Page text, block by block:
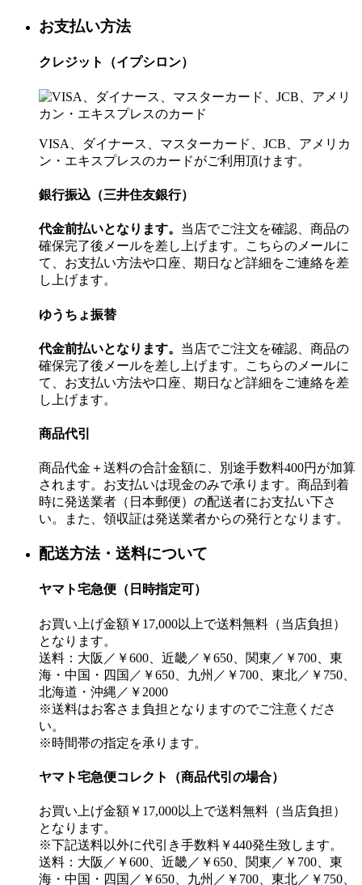
お支払い方法
クレジット（イプシロン）
VISA、ダイナース、マスターカード、JCB、アメリカ
ン・エキスプレスのカードがご利用頂けます。
銀行振込（三井住友銀行）
代金前払いとなります。 当店でご注文を確認、商品の
確保完了後メールを差し上げます。こちらのメールに
て、お支払い方法や口座、期日など詳細をご連絡を差
し上げます。
ゆうちょ振替
代金前払いとなります。 当店でご注文を確認、商品の
確保完了後メールを差し上げます。こちらのメールに
て、お支払い方法や口座、期日など詳細をご連絡を差
し上げます。
商品代引
商品代金＋送料の合計金額に、別途手数料400円が加算
されます。お支払いは現金のみで承ります。商品到着
時に発送業者（日本郵便）の配送者にお支払い下さ
い。また、領収証は発送業者からの発行となります。
配送方法・送料について
ヤマト宅急便（日時指定可）
お買い上げ金額￥17,000以上で送料無料（当店負担）
となります。
送料：大阪／￥600、近畿／￥650、関東／￥700、東
海・中国・四国／￥650、九州／￥700、東北／￥750、
北海道・沖縄／￥2000
※送料はお客さま負担となりますのでご注意くださ
い。
※時間帯の指定を承ります。
ヤマト宅急便コレクト（商品代引の場合）
お買い上げ金額￥17,000以上で送料無料（当店負担）
となります。
※下記送料以外に代引き手数料￥440発生致します。
送料：大阪／￥600、近畿／￥650、関東／￥700、東
海・中国・四国／￥650、九州／￥700、東北／￥750、